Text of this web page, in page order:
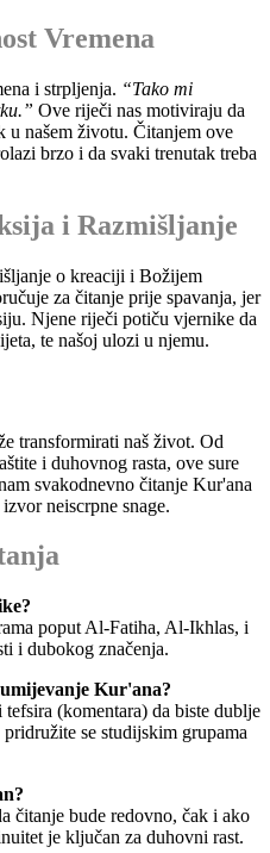
Vremena
i strpljenja. “Tako mi
Ove riječi nas motiviraju da
u našem životu. Čitanjem ove
brzo i da svaki trenutak treba
i Razmišljanje
o kreaciji i Božijem
za čitanje prije spavanja, jer
Njene riječi potiču vjernike da
te našoj ulozi u njemu.
transformirati naš život. Od
i duhovnog rasta, ove sure
svakodnevno čitanje Kur'ana
neiscrpne snage.
poput Al-Fatiha, Al-Ikhlas, i
i dubokog značenja.
Kur'ana?
(komentara) da biste dublje
se studijskim grupama
čitanje bude redovno, čak i ako
je ključan za duhovni rast.